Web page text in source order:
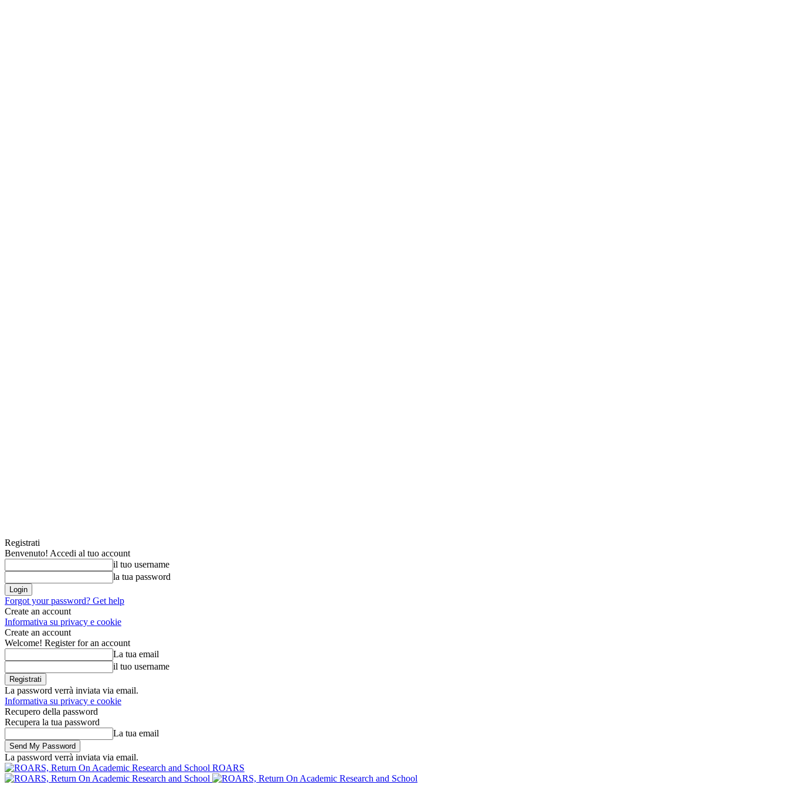
Registrati
Benvenuto! Accedi al tuo account
il tuo username
la tua password
Forgot your password? Get help
Create an account
Informativa su privacy e cookie
Create an account
Welcome! Register for an account
La tua email
il tuo username
La password verrà inviata via email.
Informativa su privacy e cookie
Recupero della password
Recupera la tua password
La tua email
La password verrà inviata via email.
ROARS